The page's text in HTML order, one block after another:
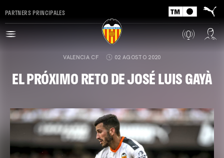
PARTNERS PRINCIPALES
VALENCIA CF 02 AGOSTO 2020
EL PRÓXIMO RETO DE JOSÉ LUIS GAYÀ